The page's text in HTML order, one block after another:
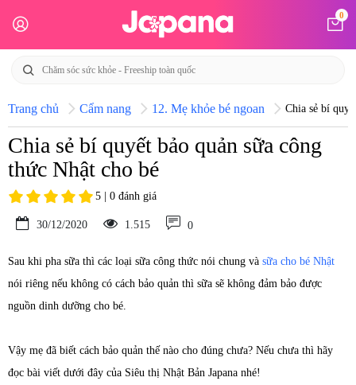
0
Trang chủ Cẩm nang 12. Mẹ khỏe bé ngoan Chia sẻ bí
Chia sẻ bí quyết bảo quản sữa công
thức Nhật cho bé
5 | 0 đánh giá
30/12/2020 1.515 0
Sau khi pha sữa thì các loại sữa công thức nói chung và sữa cho bé Nhật
nói riêng nếu không có cách bảo quản thì sữa sẽ không đảm bảo được
nguồn dinh dưỡng cho bé.
Vậy mẹ đã biết cách bảo quản thế nào cho đúng chưa? Nếu chưa thì hãy
đọc bài viết dưới đây của Siêu thị Nhật Bản Japana nhé!